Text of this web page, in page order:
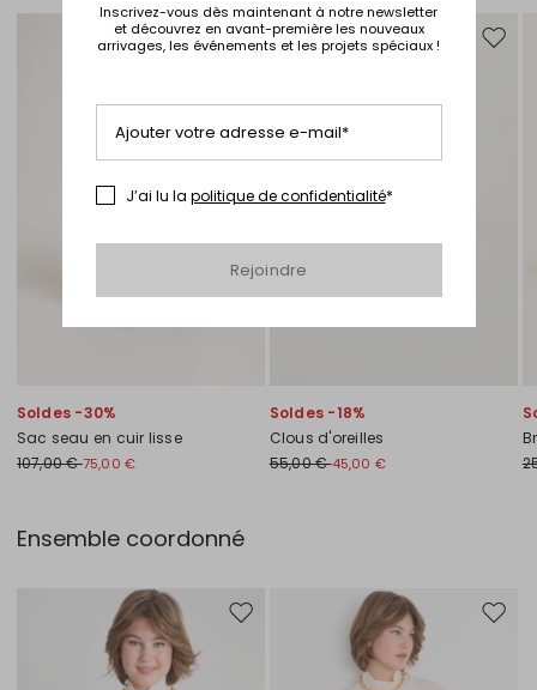
Ajouter vers la liste de souhaits
Soldes -30%
Sac seau en cuir lisse
107,00 €75,00 €
Soldes -18%
Clous d'oreilles
55,00 €45,00 €
Ensemble coordonné
Ajouter vers la liste de souhaits
Inscrivez-vous dès maintenant à notre newsletter
et découvrez en avant-première les nouveaux
arrivages, les événements et les projets spéciaux !
Ajouter votre adresse e-mail*
J’ai lu la politique de confidentialité*
Rejoindre